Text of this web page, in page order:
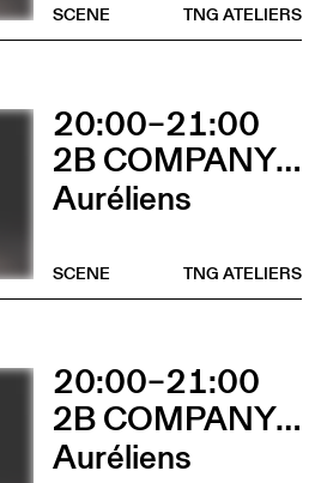
TNG ATELIERS
SCENE
20:00–21:00
2B COMPANY - FRANÇOIS GREMAUD
Auréliens
TNG ATELIERS
SCENE
20:00–21:00
2B COMPANY - FRANÇOIS GREMAUD
Auréliens